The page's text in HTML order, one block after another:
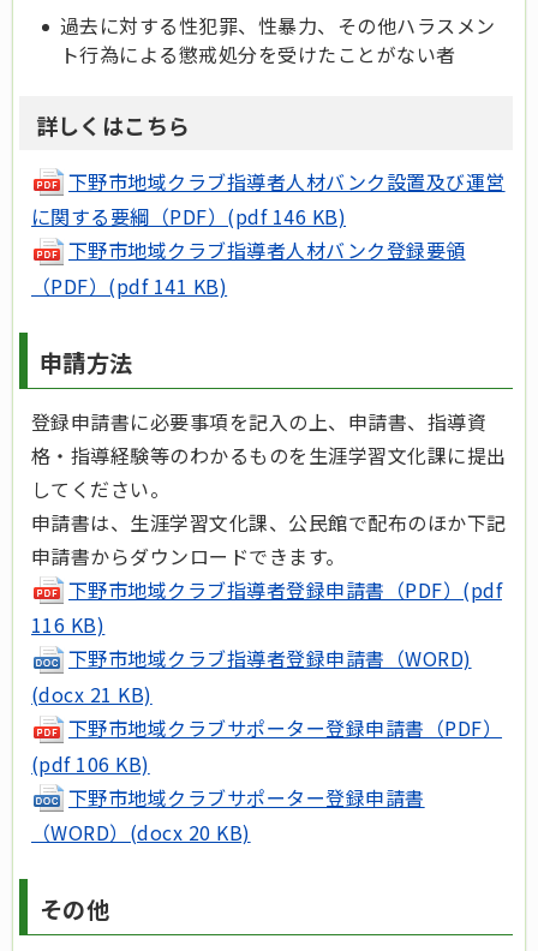
過去に対する性犯罪、性暴力、その他ハラスメン
ト行為による懲戒処分を受けたことがない者
詳しくはこちら
下野市地域クラブ指導者人材バンク設置及び運営
に関する要綱（PDF）(pdf 146 KB)
下野市地域クラブ指導者人材バンク登録要領
（PDF）(pdf 141 KB)
申請方法
登録申請書に必要事項を記入の上、申請書、指導資
格・指導経験等のわかるものを生涯学習文化課に提出
してください。
申請書は、生涯学習文化課、公民館で配布のほか下記
申請書からダウンロードできます。
下野市地域クラブ指導者登録申請書（PDF）(pdf
116 KB)
下野市地域クラブ指導者登録申請書（WORD)
(docx 21 KB)
下野市地域クラブサポーター登録申請書（PDF）
(pdf 106 KB)
下野市地域クラブサポーター登録申請書
（WORD）(docx 20 KB)
その他